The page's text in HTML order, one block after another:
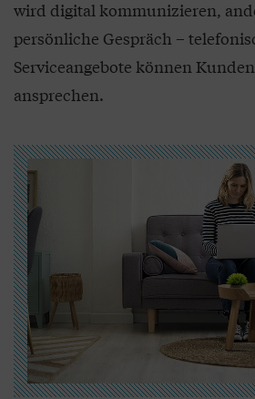
wird digital kommunizieren,
persönliche Gespräch –
Serviceangebote können
ansprechen.